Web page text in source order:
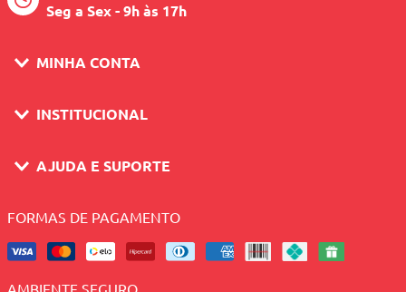
Seg a Sex - 9h às 17h
MINHA CONTA
INSTITUCIONAL
AJUDA E SUPORTE
FORMAS DE PAGAMENTO